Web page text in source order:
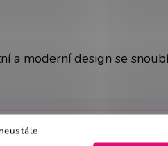
a moderní design se